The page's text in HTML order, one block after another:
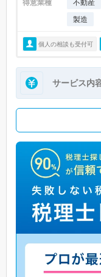
得意業種 不動産
製造
個人の相談も受付可
サービス内